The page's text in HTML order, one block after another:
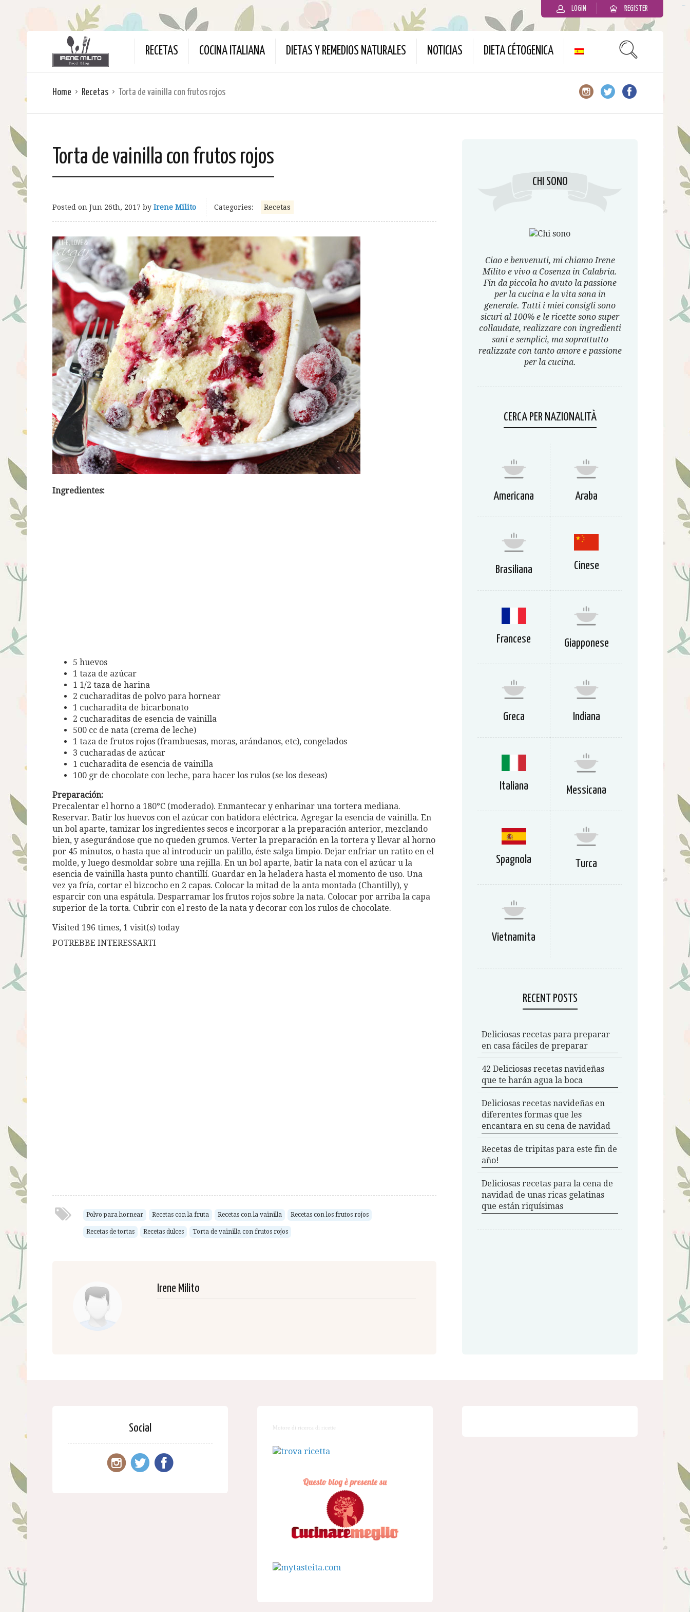
LOGIN REGISTER
RECETAS COCINA ITALIANA DIETAS Y REMEDIOS NATURALES NOTICIAS DIETA CÉTOGENICA
Home Recetas Torta de vainilla con frutos rojos
Torta de vainilla con frutos rojos
Posted on Jun 26th, 2017 by Irene Milito Categories: Recetas
Ingredientes:
5 huevos
1 taza de azúcar
1 1/2 taza de harina
2 cucharaditas de polvo para hornear
1 cucharadita de bicarbonato
2 cucharaditas de esencia de vainilla
500 cc de nata (crema de leche)
1 taza de frutos rojos (frambuesas, moras, arándanos, etc), congelados
3 cucharadas de azúcar
1 cucharadita de esencia de vainilla
100 gr de chocolate con leche, para hacer los rulos (se los deseas)
Preparación:
Precalentar el horno a 180°C (moderado). Enmantecar y enharinar una tortera mediana.
Reservar. Batir los huevos con el azúcar con batidora eléctrica. Agregar la esencia de vainilla. En
un bol aparte, tamizar los ingredientes secos e incorporar a la preparación anterior, mezclando
bien, y asegurándose que no queden grumos. Verter la preparación en la tortera y llevar al horno
por 45 minutos, o hasta que al introducir un palillo, éste salga limpio. Dejar enfriar un ratito en el
molde, y luego desmoldar sobre una rejilla. En un bol aparte, batir la nata con el azúcar u la
esencia de vainilla hasta punto chantillí. Guardar en la heladera hasta el momento de uso. Una
vez ya fría, cortar el bizcocho en 2 capas. Colocar la mitad de la anta montada (Chantilly), y
esparcir con una espátula. Desparramar los frutos rojos sobre la nata. Colocar por arriba la capa
superior de la torta. Cubrir con el resto de la nata y decorar con los rulos de chocolate.
Visited 196 times, 1 visit(s) today
POTREBBE INTERESSARTI
Polvo para hornear Recetas con la fruta Recetas con la vainilla Recetas con los frutos rojos
Recetas de tortas Recetas dulces Torta de vainilla con frutos rojos
Irene Milito
CHI SONO
Ciao e benvenuti, mi chiamo Irene
Milito e vivo a Cosenza in Calabria.
Fin da piccola ho avuto la passione
per la cucina e la vita sana in
generale. Tutti i miei consigli sono
sicuri al 100% e le ricette sono super
collaudate, realizzare con ingredienti
sani e semplici, ma soprattutto
realizzate con tanto amore e passione
per la cucina.
CERCA PER NAZIONALITÀ
Americana Araba
Brasiliana Cinese
Francese Giapponese
Greca Indiana
Italiana Messicana
Spagnola Turca
Vietnamita
RECENT POSTS
Deliciosas recetas para preparar
en casa fáciles de preparar
42 Deliciosas recetas navideñas
que te harán agua la boca
Deliciosas recetas navideñas en
diferentes formas que les
encantara en su cena de navidad
Recetas de tripitas para este fin de
año!
Deliciosas recetas para la cena de
navidad de unas ricas gelatinas
que están riquísimas
Social Motore di ricerca di ricette